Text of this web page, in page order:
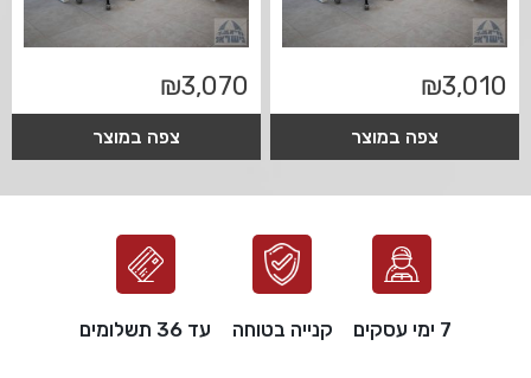
₪3,010
צפה במוצר
₪3,070
צפה במוצר
7 ימי עסקים קנייה בטוחה עד 36 תשלומים